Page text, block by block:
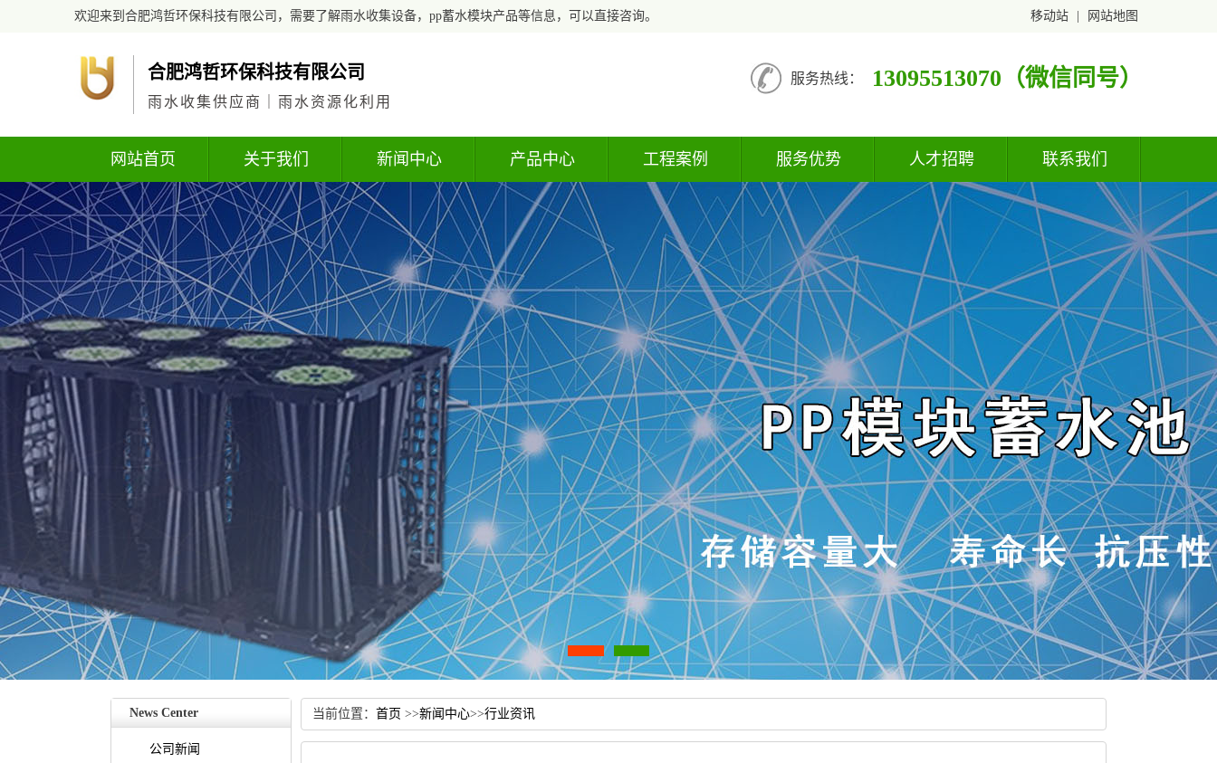
欢迎来到合肥鸿哲环保科技有限公司，需要了解雨水收集设备，pp蓄水模块产品等信息，可以直接咨询。 移动站 网站地图
合肥鸿哲环保科技有限公司
雨水收集供应商｜雨水资源化利用
服务热线： 13095513070（微信同号）
网站首页 关于我们 新闻中心 产品中心 工程案例 服务优势 人才招聘 联系我们
NewsCenter
公司新闻
当前位置： 首页 >>新闻中心>>行业资讯